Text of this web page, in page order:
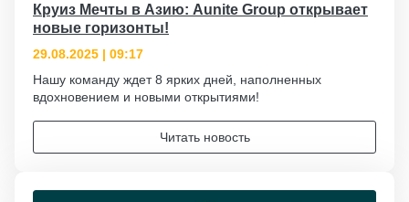
Круиз Мечты в Азию: Aunite Group открывает
новые горизонты!
29.08.2025 | 09:17
Нашу команду ждет 8 ярких дней, наполненных
вдохновением и новыми открытиями!
Читать новость